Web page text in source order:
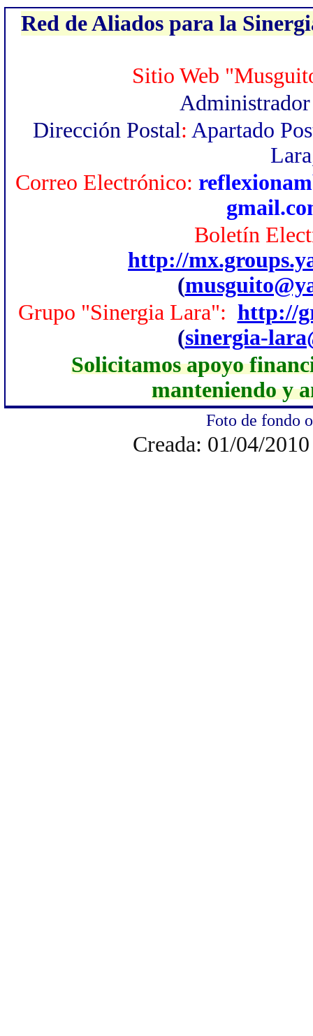
Red de Aliados para la
Sitio Web
Dirección Postal: Apartado
Correo Electrónico:
Boletín
http://
(
Grupo "Sinergia Lara": http://
(sinergia-
Solicitamos apoyo
manteniendo y
Foto de fondo
Creada: 01/04/